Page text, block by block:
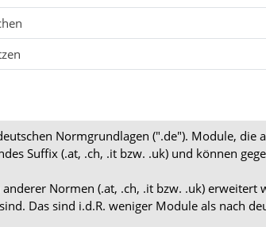
Normgrundlagen (".de"). Module, die
Suffix (.at, .ch, .it bzw. .uk) und können
Normen (.at, .ch, .it bzw. .uk) erweitert
Das sind i.d.R. weniger Module als nach